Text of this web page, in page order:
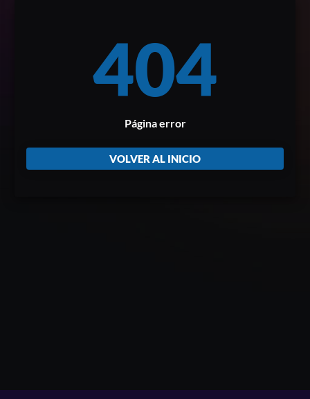
404
Página error
VOLVER AL INICIO